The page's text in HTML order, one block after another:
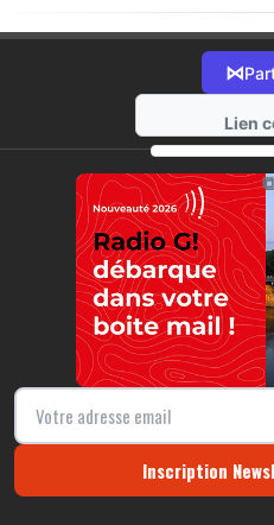
⋈
Lien
⧉
Inscription